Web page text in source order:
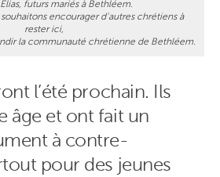
futurs mariés à Bethléem.
encourager d’autres chrétiens à
rester ici,
la communauté chrétienne de Bethléem.
l’été prochain. Ils
âge et ont fait un
à contre-
pour des jeunes